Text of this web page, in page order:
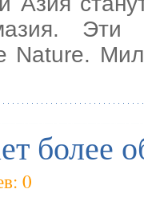
Nature.
более
0